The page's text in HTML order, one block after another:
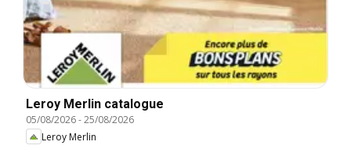
Leroy Merlin catalogue
05/08/2026-25/08/2026
Leroy Merlin